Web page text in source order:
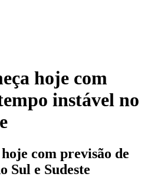
hoje com
instável no
com previsão de
Sul e Sudeste